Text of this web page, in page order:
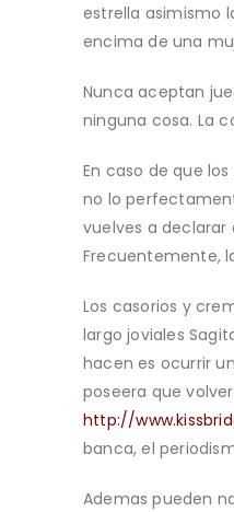
estrella asimismo
encima de una
Nunca aceptan
ninguna cosa. La
En caso de que
no lo
vuelves a
Frecuentemente,
Los casorios y
largo joviales
hacen es ocurrir
poseera que
http://
banca, el
Ademas pueden